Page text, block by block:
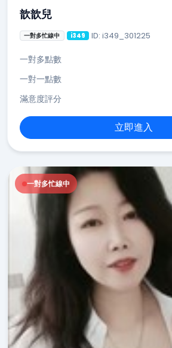
歆歆兒
一對多忙線中 i349 ID: i349_301225
一對多點數
一對一點數
滿意度評分
立即進入
一對多忙線中